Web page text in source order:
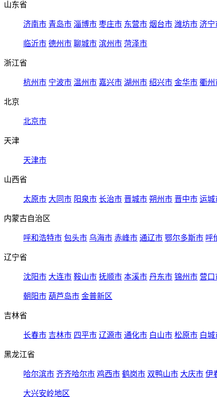
山东省
济南市 青岛市 淄博市 枣庄市 东营市 烟台市 潍坊市 济宁
临沂市 德州市 聊城市 滨州市 菏泽市
浙江省
杭州市 宁波市 温州市 嘉兴市 湖州市 绍兴市 金华市 衢州
北京
北京市
天津
天津市
山西省
太原市 大同市 阳泉市 长治市 晋城市 朔州市 晋中市 运城
内蒙古自治区
呼和浩特市 包头市 乌海市 赤峰市 通辽市 鄂尔多斯市 呼
辽宁省
沈阳市 大连市 鞍山市 抚顺市 本溪市 丹东市 锦州市 营口
朝阳市 葫芦岛市 金普新区
吉林省
长春市 吉林市 四平市 辽源市 通化市 白山市 松原市 白城
黑龙江省
哈尔滨市 齐齐哈尔市 鸡西市 鹤岗市 双鸭山市 大庆市 伊
大兴安岭地区